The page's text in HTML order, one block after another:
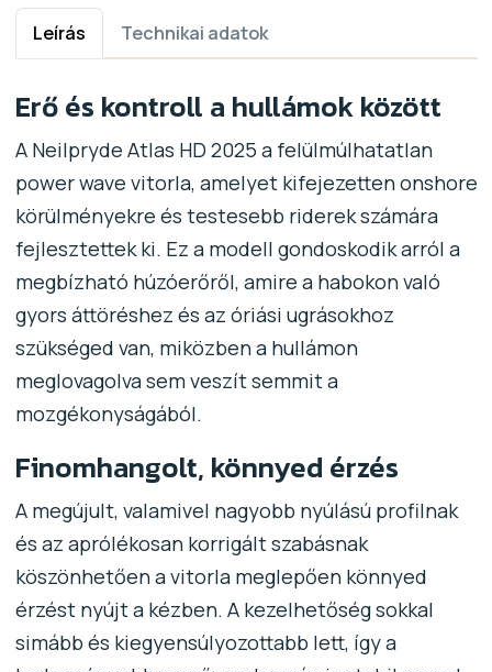
Leírás Technikai adatok
Erő és kontroll a hullámok között
A Neilpryde Atlas HD 2025 a felülmúlhatatlan
power wave vitorla, amelyet kifejezetten onshore
körülményekre és testesebb riderek számára
fejlesztettek ki. Ez a modell gondoskodik arról a
megbízható húzóerőről, amire a habokon való
gyors áttöréshez és az óriási ugrásokhoz
szükséged van, miközben a hullámon
meglovagolva sem veszít semmit a
mozgékonyságából.
Finomhangolt, könnyed érzés
A megújult, valamivel nagyobb nyúlású profilnak
és az aprólékosan korrigált szabásnak
köszönhetően a vitorla meglepően könnyed
érzést nyújt a kézben. A kezelhetőség sokkal
simább és kiegyensúlyozottabb lett, így a